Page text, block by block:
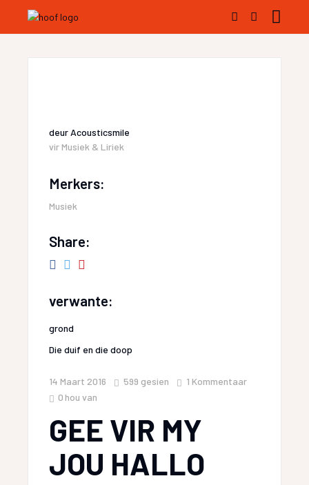
deur Acousticsmile
vir Musiek & Liriek
Merkers:
Musiek
Share:
verwante:
grond
Die duif en die doop
14 Maart 2016 599 gesien
1 Kommentaar
0 hou van
GEE VIR MY
JOU HALLO